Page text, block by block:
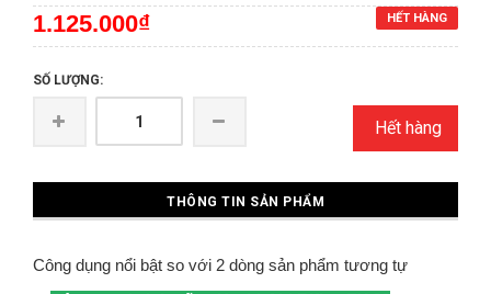
HẾT HÀNG
1.125.000₫
SỐ LƯỢNG:
Hết hàng
THÔNG TIN SẢN PHẨM
Công dụng nổi bật so với 2 dòng sản phẩm tương tự